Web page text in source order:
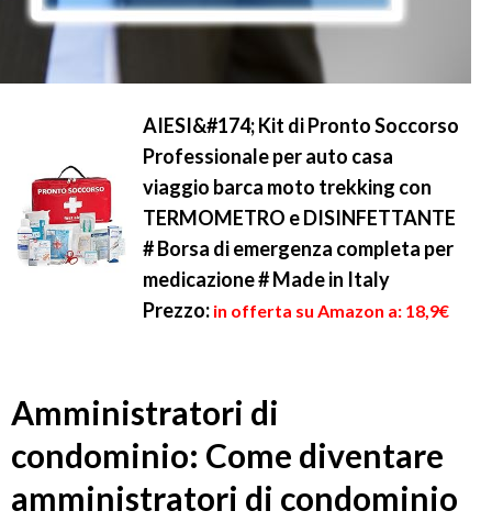
AIESI&#174; Kit di Pronto Soccorso
Professionale per auto casa
viaggio barca moto trekking con
TERMOMETRO e DISINFETTANTE
# Borsa di emergenza completa per
medicazione # Made in Italy
Prezzo: in offerta su Amazon a: 18,9€
Amministratori di
condominio: Come diventare
amministratori di condominio